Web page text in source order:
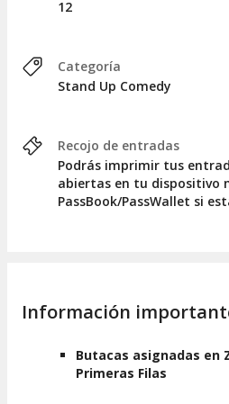
12
Categoría
Stand Up Comedy
Recojo de entradas
Podrás imprimir tus
abiertas en tu dispositivo
PassBook/PassWallet si
Información
Butacas asignadas en
Primeras Filas